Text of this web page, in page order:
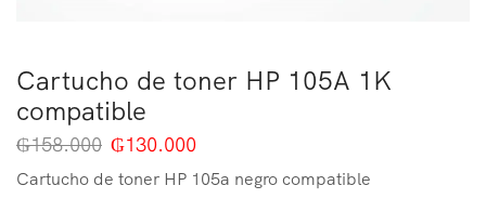
Cartucho de toner HP 105A 1K
compatible
₲158.000 ₲130.000
Cartucho de toner HP 105a negro compatible